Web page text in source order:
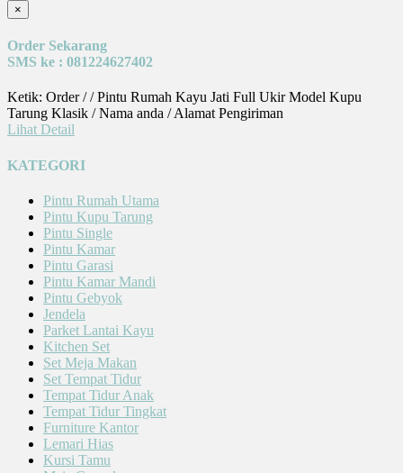
×
Order Sekarang
SMS ke : 081224627402
Ketik: Order / / Pintu Rumah Kayu Jati Full Ukir Model Kupu
Tarung Klasik / Nama anda / Alamat Pengiriman
Lihat Detail
KATEGORI
Pintu Rumah Utama
Pintu Kupu Tarung
Pintu Single
Pintu Kamar
Pintu Garasi
Pintu Kamar Mandi
Pintu Gebyok
Jendela
Parket Lantai Kayu
Kitchen Set
Set Meja Makan
Set Tempat Tidur
Tempat Tidur Anak
Tempat Tidur Tingkat
Furniture Kantor
Lemari Hias
Kursi Tamu